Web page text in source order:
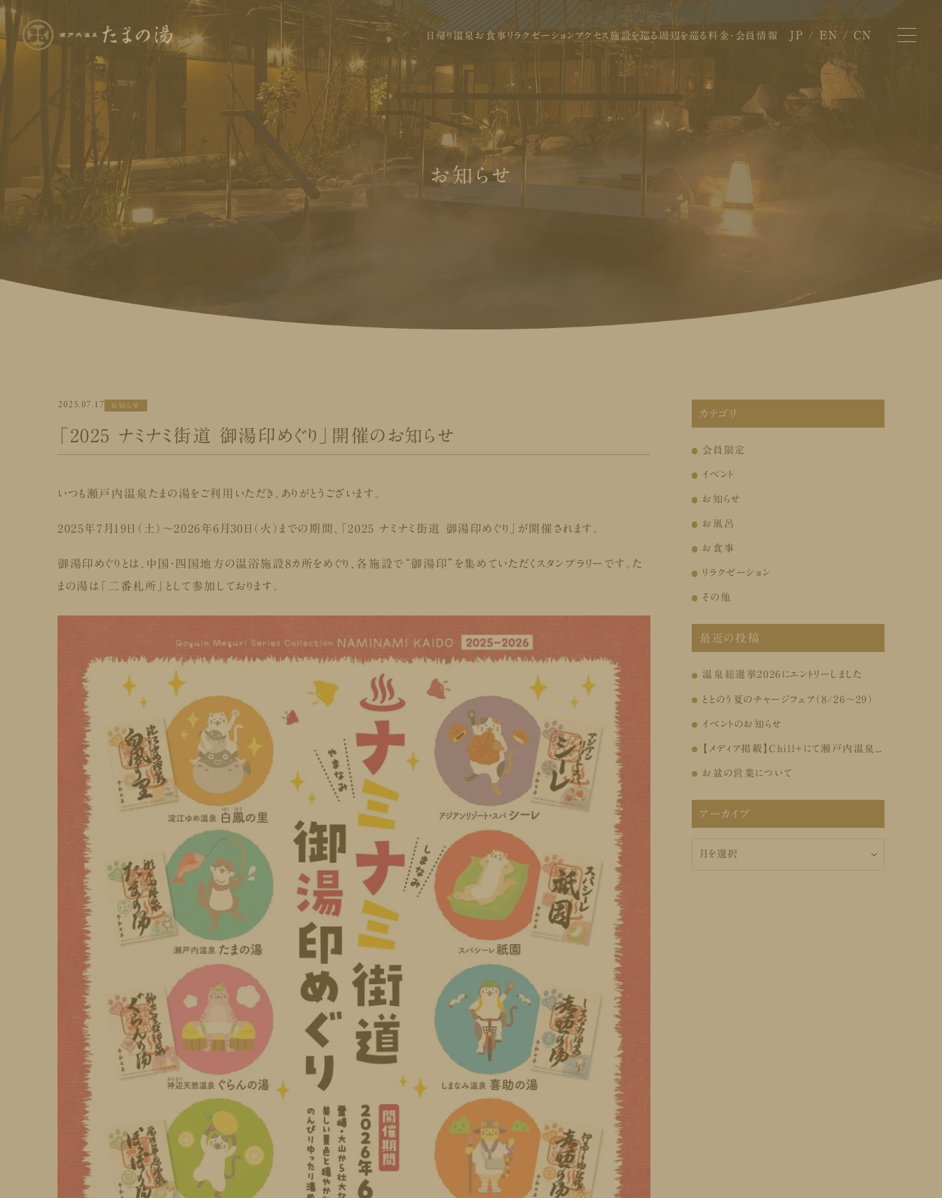
日帰り温泉 お食事 リラクゼーション アクセス 施設を巡る 周辺を巡る 料金・会員情報 JP EN CN
お知らせ
2025.07.17 お知らせ
「2025 ナミナミ街道 御湯印めぐり」開催のお知らせ
いつも瀬戸内温泉たまの湯をご利用いただき、ありがとうございます。
2025年7月19日（土）～2026年6月30日（火）までの期間、「2025 ナミナミ街道 御湯印めぐり」が開催されます。
御湯印めぐりとは、中国・四国地方の温浴施設8カ所をめぐり、各施設で“御湯印”を集めていただくスタンプラリーです。た
まの湯は「二番札所」として参加しております。
カテゴリ
会員限定
イベント
お知らせ
お風呂
お食事
リラクゼーション
その他
最近の投稿
温泉総選挙2026にエントリーしました
ととのう夏のチャージフェア（8/26～29）
イベントのお知らせ
お盆の営業について
アーカイブ
ー